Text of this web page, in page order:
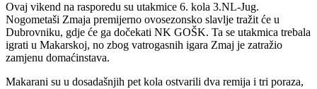
Ovaj vikend na rasporedu su utakmice 6. kola 3.NL-Jug.
Nogometaši Zmaja premijerno ovosezonsko slavlje tražit će u
Dubrovniku, gdje će ga dočekati NK GOŠK. Ta se utakmica trebala
igrati u Makarskoj, no zbog vatrogasnih igara Zmaj je zatražio
zamjenu domaćinstava.
Makarani su u dosadašnjih pet kola ostvarili dva remija i tri poraza,